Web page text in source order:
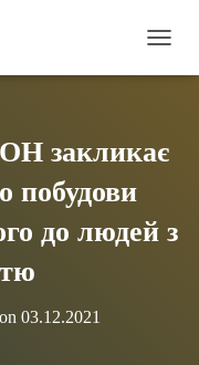
Е
К
И
закликає
побудови
до людей з
03.12.2021